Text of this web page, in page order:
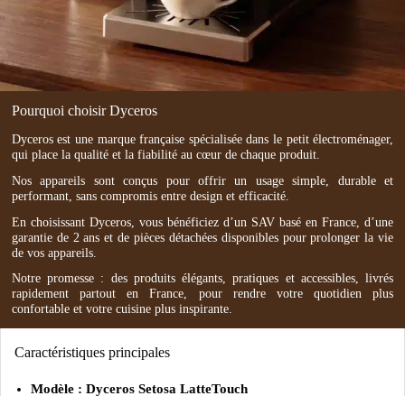
Pourquoi choisir Dyceros
Dyceros est une marque française spécialisée dans le petit électroménager,
qui place la qualité et la fiabilité au cœur de chaque produit.
Nos appareils sont conçus pour offrir un usage simple, durable et
performant, sans compromis entre design et efficacité.
En choisissant Dyceros, vous bénéficiez d’un SAV basé en France, d’une
garantie de 2 ans et de pièces détachées disponibles pour prolonger la vie
de vos appareils.
Notre promesse : des produits élégants, pratiques et accessibles, livrés
rapidement partout en France, pour rendre votre quotidien plus
confortable et votre cuisine plus inspirante.
Caractéristiques principales
Modèle : Dyceros Setosa LatteTouch